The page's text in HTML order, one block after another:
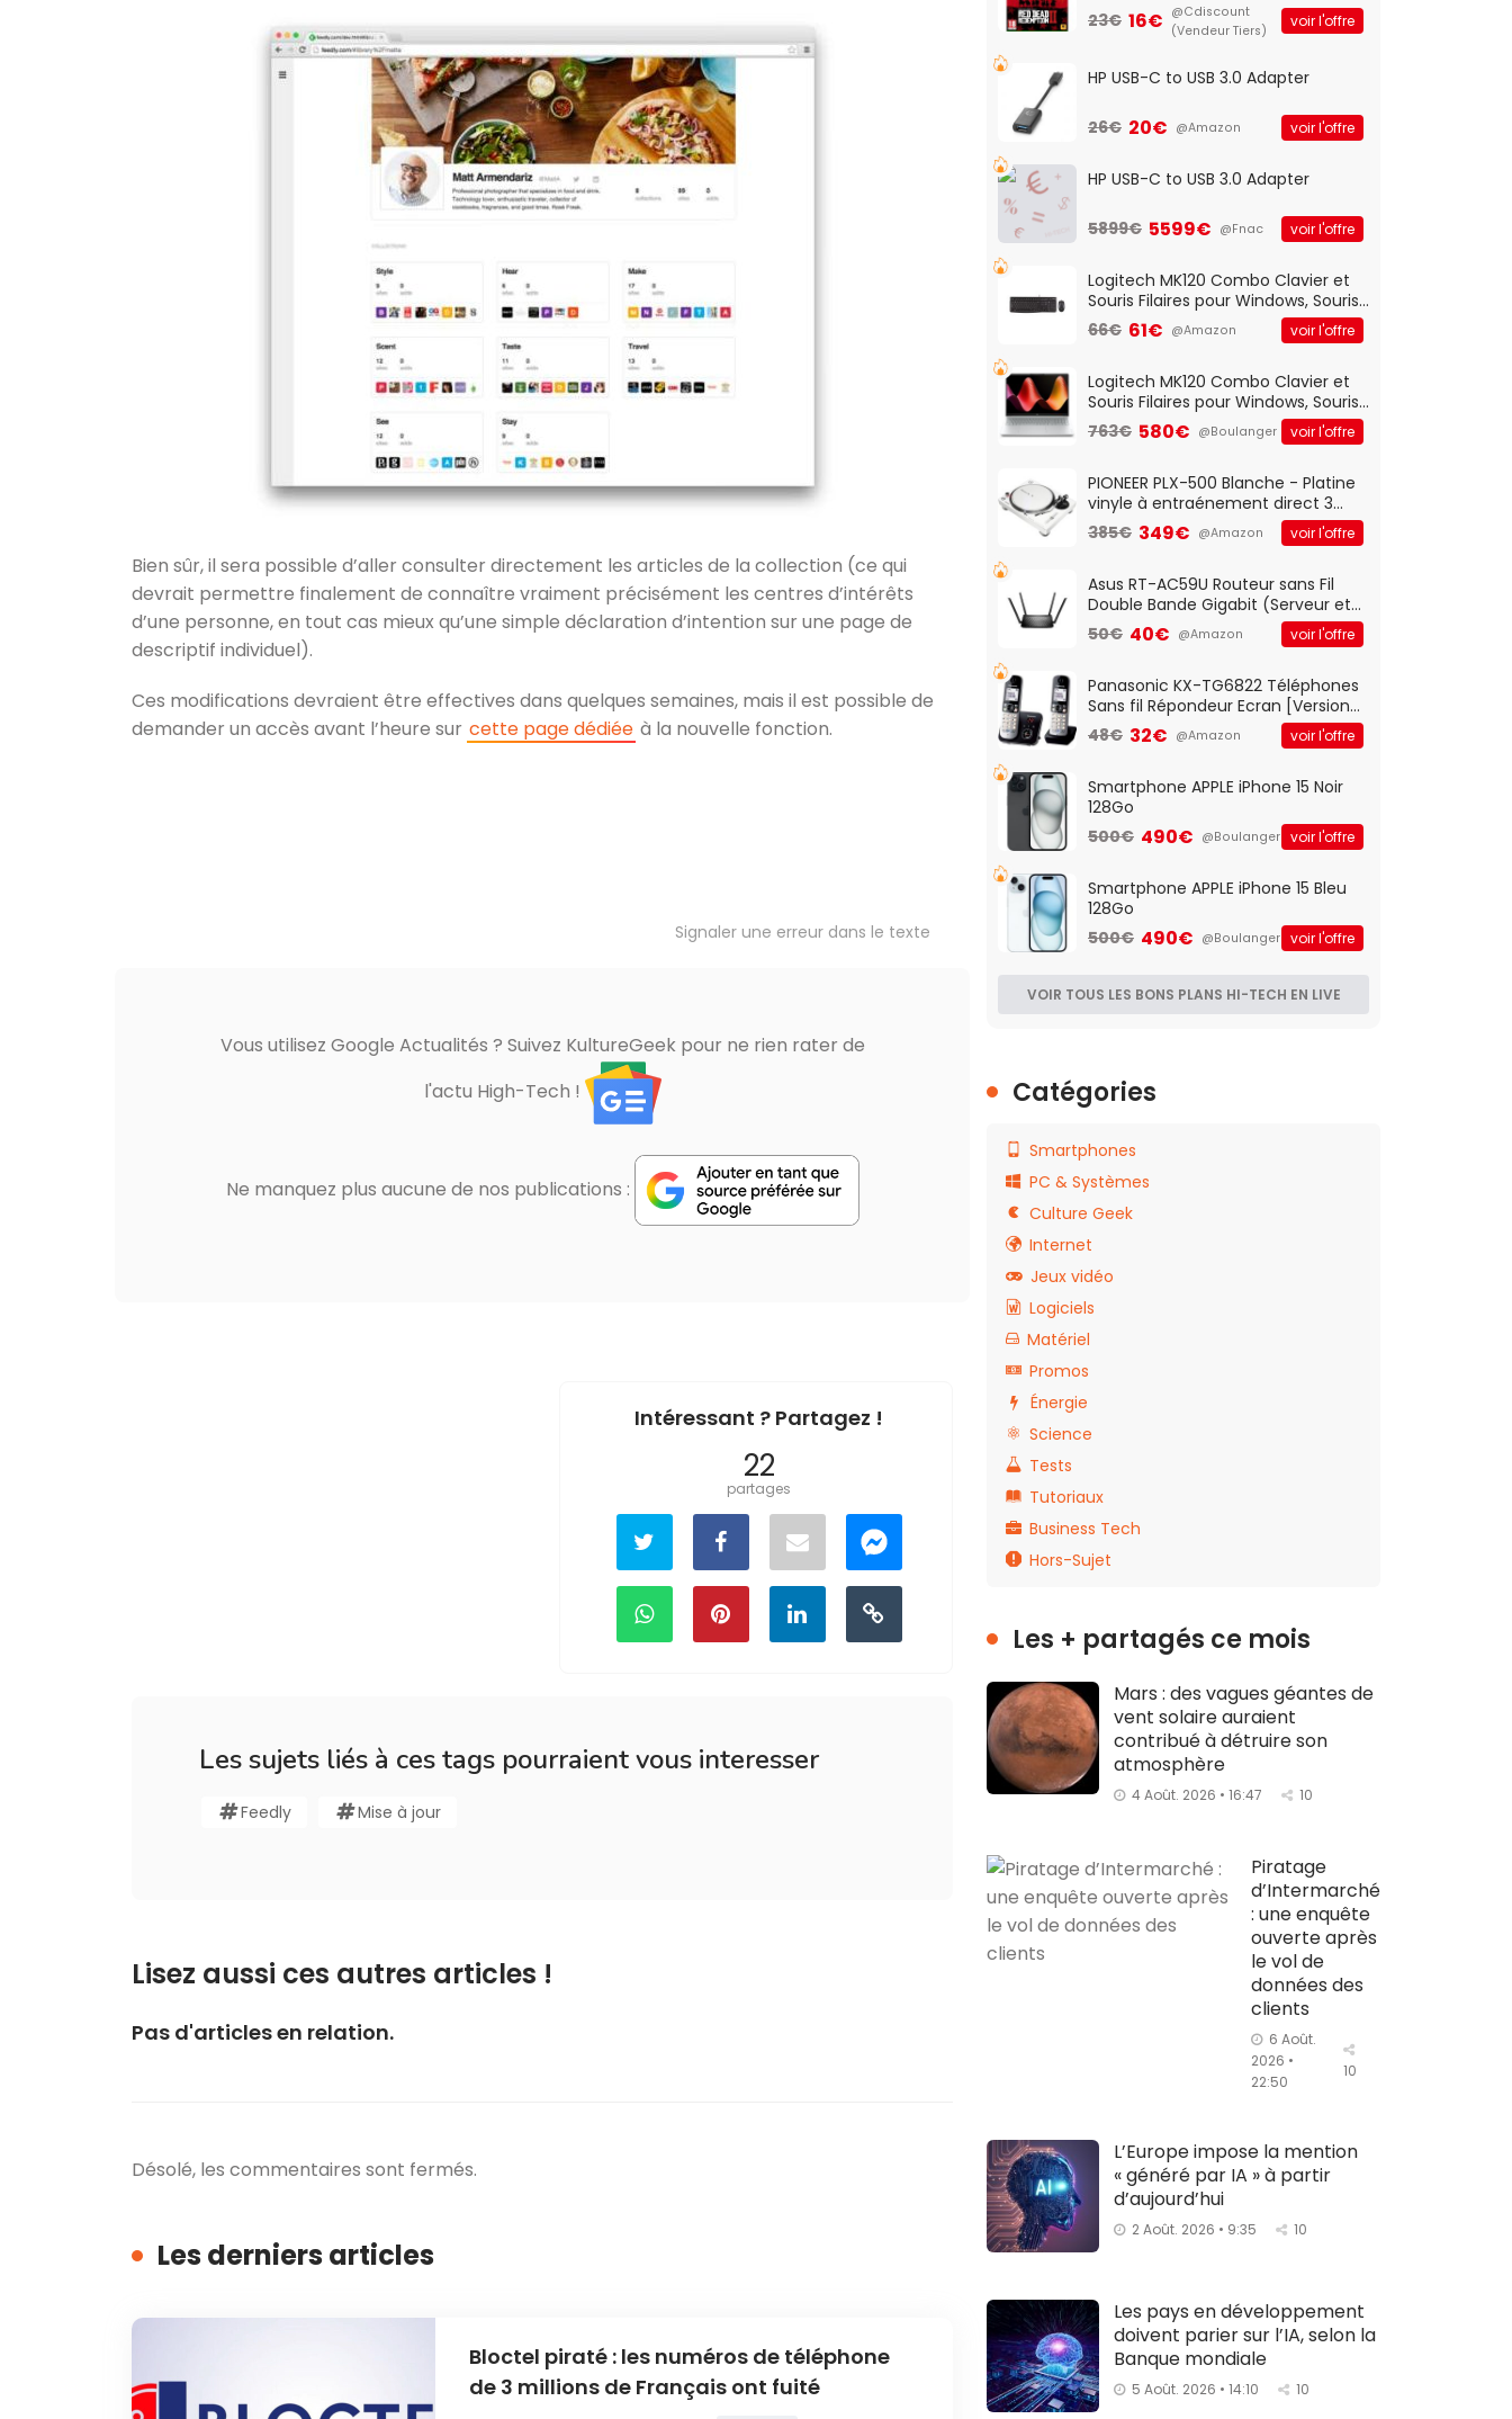
Bien sûr, il sera possible d’aller consulter directement les articles de la collection (ce qui
devrait permettre finalement de connaître vraiment précisément les centres d’intérêts
d’une personne, en tout cas mieux qu’une simple déclaration d’intention sur une page de
descriptif individuel).
Ces modifications devraient être effectives dans quelques semaines, mais il est possible de
demander un accès avant l’heure sur cette page dédiée à la nouvelle fonction.
Signaler une erreur dans le texte
Vous utilisez Google Actualités ? Suivez KultureGeek pour ne rien rater de
l'actu High-Tech !
Ne manquez plus aucune de nos publications :
Intéressant ? Partagez !
22
partages
Les sujets liés à ces tags pourraient vous interesser
Feedly Mise à jour
Lisez aussi ces autres articles !
Pas d'articles en relation.
Désolé, les commentaires sont fermés.
Les derniers articles
Bloctel piraté : les numéros de téléphone
de 3 millions de Français ont fuité
23€ 16€ @Cdiscount
(Vendeur Tiers)
voir l'offre
HP USB-C to USB 3.0 Adapter
26€ 20€ @Amazon voir l'offre
HP USB-C to USB 3.0 Adapter
5899€ 5599€ @Fnac voir l'offre
Logitech MK120 Combo Clavier et
Souris Filaires pour Windows, Souris
Optique Filaire, Connexion USB Plug
And Play, Confortable, Taille
QWERTY UK - Noir
66€ 61€ @Amazon voir l'offre
Logitech MK120 Combo Clavier et
Souris Filaires pour Windows, Souris
Optique Filaire, Connexion USB Plug
And Play, Confortable, Taille
QWERTY UK - Noir
763€ 580€ @Boulanger voir l'offre
PIONEER PLX-500 Blanche - Platine
vinyle à entraénement direct 3
vitesses (33-45-78 trs/min) avec
pre-ampli intégré et port USB
385€ 349€ @Amazon voir l'offre
Asus RT-AC59U Routeur sans Fil
Double Bande Gigabit (Serveur et
Client VPN, Triple Vlan, Mode Point
d'accès et Bridge, contrôle
50€ 40€ @Amazon voir l'offre
Panasonic KX-TG6822 Téléphones
Sans fil Répondeur Ecran [Version
Française]
48€ 32€ @Amazon voir l'offre
Smartphone APPLE iPhone 15 Noir
128Go
500€ 490€ @Boulanger voir l'offre
Smartphone APPLE iPhone 15 Bleu
128Go
500€ 490€ @Boulanger voir l'offre
VOIR TOUS LES BONS PLANS HI-TECH EN LIVE
Catégories
Smartphones
PC & Systèmes
Culture Geek
Internet
Jeux vidéo
Logiciels
Matériel
Promos
Énergie
Science
Tests
Tutoriaux
Business Tech
Hors-Sujet
Les + partagés ce mois
Mars : des vagues géantes de
vent solaire auraient
contribué à détruire son
atmosphère
4 Août. 2026 • 16:47 10
Piratage
d’Intermarché
: une enquête
ouverte après
le vol de
données des
clients
6 Août.
2026 •
22:50
10
L’Europe impose la mention
« généré par IA » à partir
d’aujourd’hui
2 Août. 2026 • 9:35 10
Les pays en développement
doivent parier sur l’IA, selon la
Banque mondiale
5 Août. 2026 • 14:10 10